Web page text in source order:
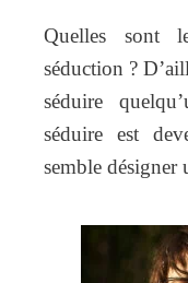
Quelles sont
séduction ?
séduire
séduire est
semble